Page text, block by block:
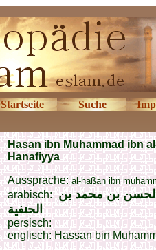
Startseite Suche
Hasan ibn Muhammad ibn
Hanafiyya
Aussprache:al-haßan ibn
arabisch: بن محمد بن
الحنفية
persisch:
englisch: Hassan bin